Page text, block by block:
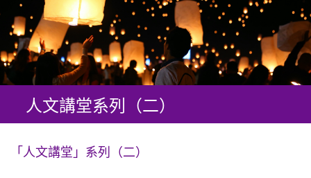
人文講堂系列（二）
「人文講堂」系列（二）